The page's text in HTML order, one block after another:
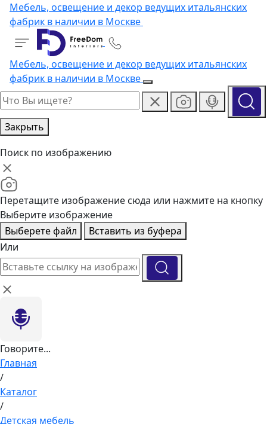
Мебель, освещение и декор ведущих итальянских
фабрик в наличии в Москве
Мебель, освещение и декор ведущих итальянских
фабрик в наличии в Москве
Закрыть
Поиск по изображению
Перетащите изображение сюда или нажмите на кнопку
Выберите изображение
Выберете файл
Вставить из буфера
Или
Говорите...
Главная
/
Каталог
/
Детская мебель